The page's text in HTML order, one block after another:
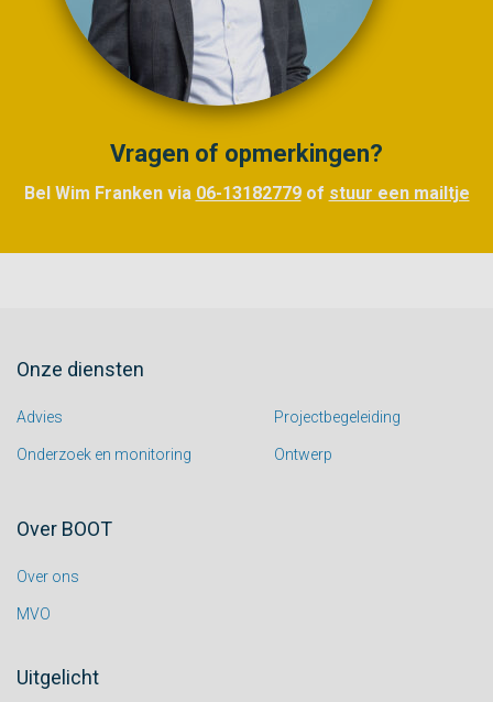
Vragen of opmerkingen?
Bel Wim Franken via 06-13182779of stuur een mailtje
Onze diensten
Advies
Onderzoek en monitoring
Projectbegeleiding
Ontwerp
Over BOOT
Over ons
MVO
Uitgelicht